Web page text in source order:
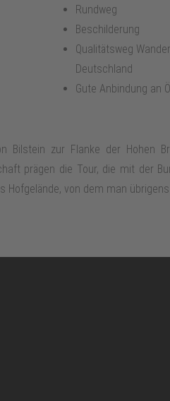
Rundweg
Beschilderung
Qualitätsweg
Deutschland
Gute Anbindung an
Bilstein zur Flanke der Hohen
prägen die Tour, die mit der
Hofgelände, von dem man